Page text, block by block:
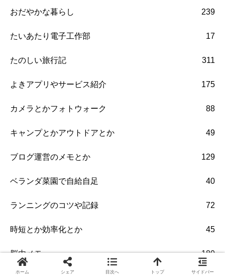
おだやかな暮らし 239
たいあたり電子工作部 17
たのしい旅行記 311
よきアプリやサービス紹介 175
カメラとかフォトウォーク 88
キャンプとかアウトドアとか 49
ブログ運営のメモとか 129
ベランダ菜園で自給自足 40
ランニングのコツや記録 72
時短とか効率化とか 45
脳内メモ 180
ホーム シェア 目次へ トップ サイドバー